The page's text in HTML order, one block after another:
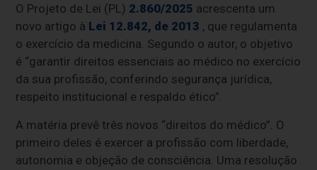
O Projeto de Lei (PL) 2.860/2025 acrescenta um
novo artigo à Lei 12.842, de 2013 , que regulamenta
o exercício da medicina. Segundo o autor, o objetivo
é “garantir direitos essenciais ao médico no exercício
da sua profissão, conferindo segurança jurídica,
respeito institucional e respaldo ético”.
A matéria prevê três novos “direitos do médico”. O
primeiro deles é exercer a profissão com liberdade,
autonomia e objeção de consciência. Uma resolução